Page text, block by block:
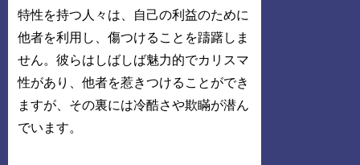
特性を持つ人々は、自己の利益のために
他者を利用し、傷つけることを躊躇しま
せん。彼らはしばしば魅力的でカリスマ
性があり、他者を惹きつけることができ
ますが、その裏には冷酷さや欺瞞が潜ん
でいます。